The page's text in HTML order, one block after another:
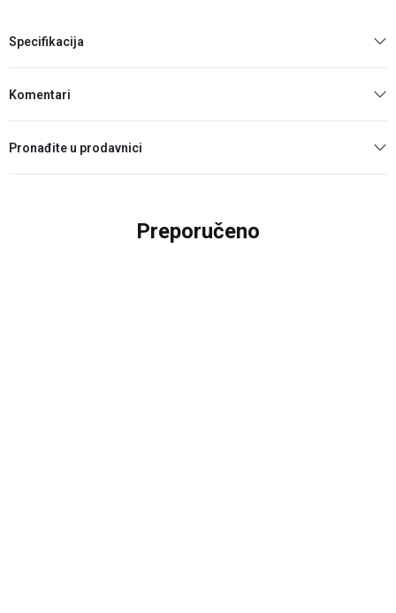
Specifikacija
Komentari
Pronađite u prodavnici
Preporučeno